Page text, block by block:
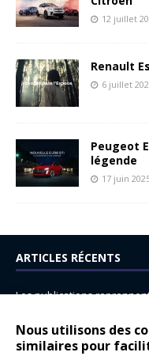
Nous utilisons des
similaires pour
12 juillet
Renault
6 juillet
Peugeot
légende
17 juin
ARTICLES RÉCENTS
Les publications
14 juillet : nouveau film de